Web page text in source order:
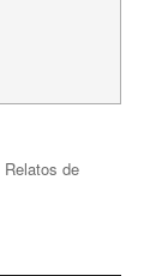
Relatos de